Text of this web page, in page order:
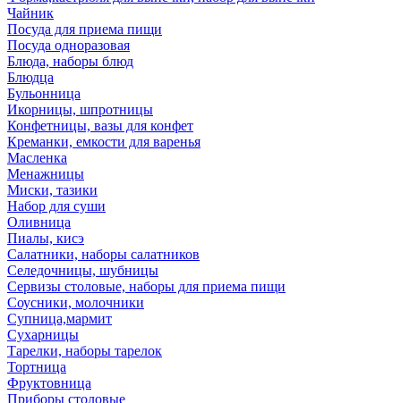
Чайник
Посуда для приема пищи
Посуда одноразовая
Блюда, наборы блюд
Блюдца
Бульонница
Икорницы, шпротницы
Конфетницы, вазы для конфет
Креманки, емкости для варенья
Масленка
Менажницы
Миски, тазики
Набор для суши
Оливница
Пиалы, кисэ
Салатники, наборы салатников
Селедочницы, шубницы
Сервизы столовые, наборы для приема пищи
Соусники, молочники
Супница,мармит
Сухарницы
Тарелки, наборы тарелок
Тортница
Фруктовница
Приборы столовые